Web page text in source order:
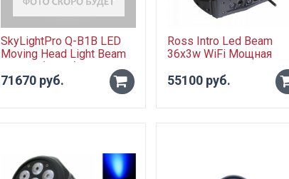
SkyLightPro Q-B1B LED
Moving Head Light Beam
& Wash (Zoom) 19*12W
Вращающаяся голова
заливного света
71670 руб. -
Ross Intro Led Beam
36х3w WiFi Мощная
вращающаяся голова
мощностью 108 Вт
55100 руб. -